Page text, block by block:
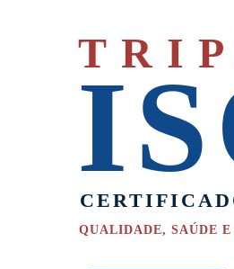
QUALIDADE, SAÚDE E